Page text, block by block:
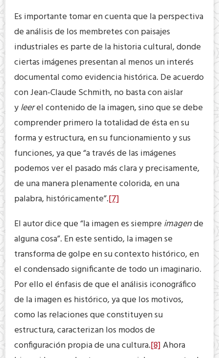
Es importante tomar en cuenta que la perspectiva
de análisis de los membretes con paisajes
industriales es parte de la historia cultural, donde
ciertas imágenes presentan al menos un interés
documental como evidencia histórica. De acuerdo
con Jean-Claude Schmith, no basta con aislar
yleerel contenido de la imagen, sino que se debe
comprender primero la totalidad de ésta en su
forma y estructura, en su funcionamiento y sus
funciones, ya que “a través de las imágenes
podemos ver el pasado más clara y precisamente,
de una manera plenamente colorida, en una
palabra, históricamente”.[7]
El autor dice que “la imagen es siempre imagende
alguna cosa”. En este sentido, la imagen se
transforma de golpe en su contexto histórico, en
el condensado significante de todo un imaginario.
Por ello el énfasis de que el análisis iconográfico
de la imagen es histórico, ya que los motivos,
como las relaciones que constituyen su
estructura, caracterizan los modos de
configuración propia de una cultura.[8]Ahora